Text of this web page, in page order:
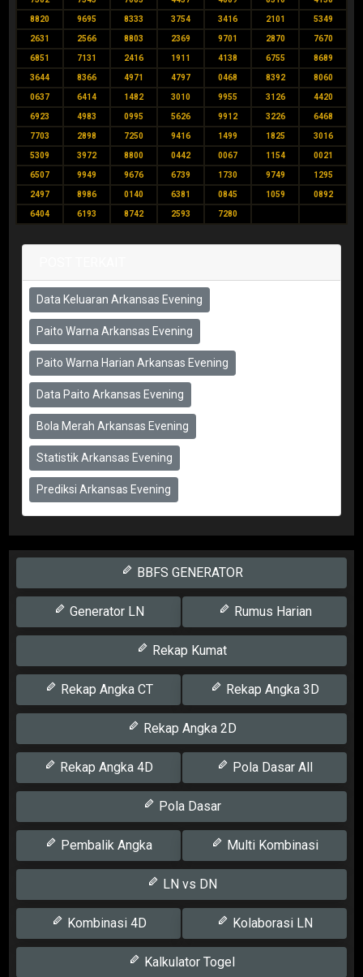
8820 9695 8333 3754 3416 2101 5349
2631 2566 8803 2369 9701 2870 7670
6851 7131 2416 1911 4138 6755 8689
3644 8366 4971 4797 0468 8392 8060
0637 6414 1482 3010 9955 3126 4420
6923 4983 0995 5626 9912 3226 6468
7703 2898 7250 9416 1499 1825 3016
5309 3972 8800 0442 0067 1154 0021
6507 9949 9676 6739 1730 9749 1295
2497 8986 0140 6381 0845 1059 0892
6404 6193 8742 2593 7280
Data Keluaran Arkansas Evening
Paito Warna Arkansas Evening
Paito Warna Harian Arkansas Evening
Data Paito Arkansas Evening
Bola Merah Arkansas Evening
Statistik Arkansas Evening
Prediksi Arkansas Evening
BBFS GENERATOR
Generator LN Rumus Harian
Rekap Kumat
Rekap Angka CT Rekap Angka 3D
Rekap Angka 2D
Rekap Angka 4D Pola Dasar All
Pola Dasar
Pembalik Angka Multi Kombinasi
LN vs DN
Kombinasi 4D Kolaborasi LN
Kalkulator Togel